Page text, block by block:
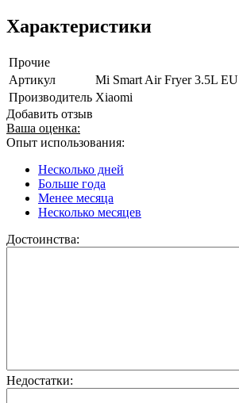
Характеристики
Прочие
Артикул
Mi Smart Air Fryer 3.5L EU
Производитель Xiaomi
Добавить отзыв
Ваша оценка:
Опыт использования:
Несколько дней
Больше года
Менее месяца
Несколько месяцев
Достоинства:
Недостатки: